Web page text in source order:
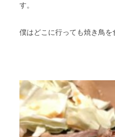
す。
僕はどこに行っても焼き鳥を